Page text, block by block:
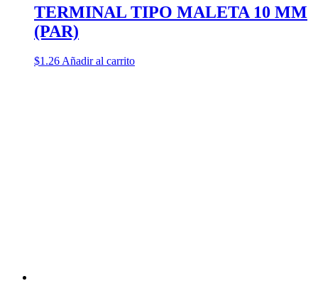
TERMINAL TIPO MALETA 10 MM
(PAR)
$1.26Añadir al carrito